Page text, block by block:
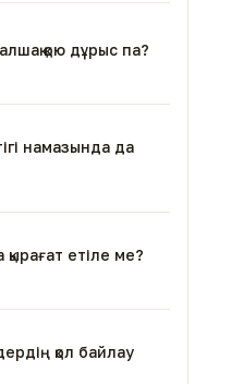
қою дұрыс па?
намазында да
етіле ме?
қол байлау